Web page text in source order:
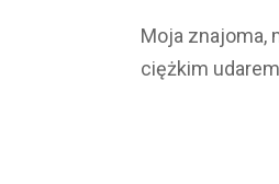
Moja znajoma,
ciężkim